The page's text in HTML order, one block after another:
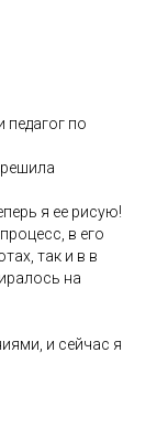
педагог по
я ее рисую!
в его
так и в в
на
и сейчас я